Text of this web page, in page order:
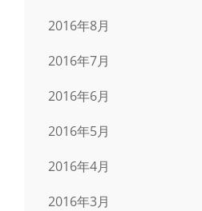
2016年8月
2016年7月
2016年6月
2016年5月
2016年4月
2016年3月